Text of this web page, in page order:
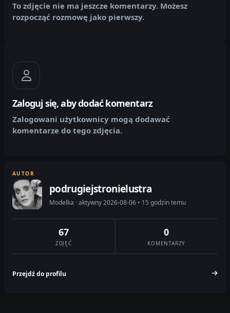
To zdjęcie nie ma jeszcze komentarzy. Możesz
rozpocząć rozmowę jako pierwszy.
Zaloguj się, aby dodać komentarz
Zalogowani użytkownicy mogą dodawać
komentarze do tego zdjęcia.
AUTOR
podrugiejstronielustra
Modelka · aktywny 2026-08-06 • 15 godzin temu
67
ZDJĘĆ
0
KOMENTARZY
Przejdź do profilu